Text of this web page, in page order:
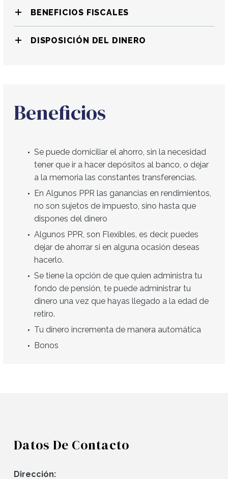
BENEFICIOS FISCALES
DISPOSICIÓN DEL DINERO
Beneficios
Se puede domiciliar el ahorro, sin la necesidad
tener que ir a hacer depósitos al banco, o dejar
a la memoria las constantes transferencias.
En Algunos PPR las ganancias en rendimientos,
no son sujetos de impuesto, sino hasta que
dispones del dinero
Algunos PPR, son Flexibles, es decir, puedes
dejar de ahorrar si en alguna ocasión deseas
hacerlo.
Se tiene la opción de que quien administra tu
fondo de pensión, te puede administrar tu
dinero una vez que hayas llegado a la edad de
retiro.
Tu dinero incrementa de manera automática
Bonos
Datos De Contacto
Dirección: